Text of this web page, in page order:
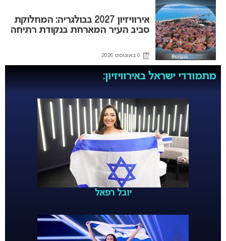
אירוויזיון 2027 בבולגריה: המחלוקת
סביב העיר המארחת בנקודת רתיחה
6 באוגוסט 2026
מתמודדי ישראל באירוויזיון:
יובל רפאל